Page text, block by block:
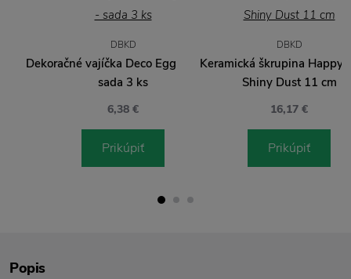
Popis
DBKD
Dekoračné vajíčka Deco Egg White -
sada 3 ks
6,38 €
Prikúpiť
DBKD
Keramická škrupina Happy
Shiny Dust 11 cm
16,17 €
Prikúpiť